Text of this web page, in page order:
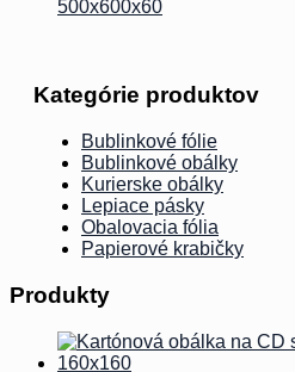
500x600x60
Kategórie produktov
Bublinkové fólie
Bublinkové obálky
Kurierske obálky
Lepiace pásky
Obalovacia fólia
Papierové krabičky
Produkty